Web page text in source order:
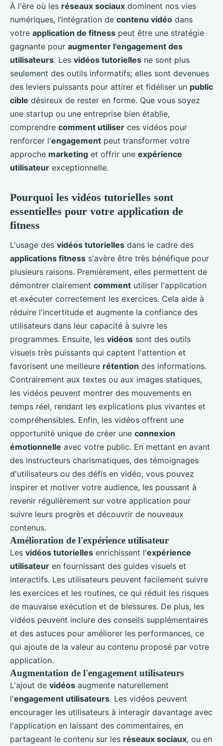
À l'ère où les réseaux sociaux dominent nos vies
numériques, l’intégration de contenu vidéo dans
votre application de fitness peut être une stratégie
gagnante pour augmenter l'engagement des
utilisateurs. Les vidéos tutorielles ne sont plus
seulement des outils informatifs; elles sont devenues
des leviers puissants pour attirer et fidéliser un public
cible désireux de rester en forme. Que vous soyez
une startup ou une entreprise bien établie,
comprendre comment utiliser ces vidéos pour
renforcer l'engagement peut transformer votre
approche marketing et offrir une expérience
utilisateur exceptionnelle.
Pourquoi les vidéos tutorielles sont
essentielles pour votre application de
fitness
L'usage des vidéos tutorielles dans le cadre des
applications fitness s'avère être très bénéfique pour
plusieurs raisons. Premièrement, elles permettent de
démontrer clairement comment utiliser l'application
et exécuter correctement les exercices. Cela aide à
réduire l'incertitude et augmente la confiance des
utilisateurs dans leur capacité à suivre les
programmes. Ensuite, les vidéos sont des outils
visuels très puissants qui captent l'attention et
favorisent une meilleure rétention des informations.
Contrairement aux textes ou aux images statiques,
les vidéos peuvent montrer des mouvements en
temps réel, rendant les explications plus vivantes et
compréhensibles. Enfin, les vidéos offrent une
opportunité unique de créer une connexion
émotionnelle avec votre public. En mettant en avant
des instructeurs charismatiques, des témoignages
d'utilisateurs ou des défis en vidéo, vous pouvez
inspirer et motiver votre audience, les poussant à
revenir régulièrement sur votre application pour
suivre leurs progrès et découvrir de nouveaux
contenus.
Amélioration de l'expérience utilisateur
Les vidéos tutorielles enrichissent l'expérience
utilisateur en fournissant des guides visuels et
interactifs. Les utilisateurs peuvent facilement suivre
les exercices et les routines, ce qui réduit les risques
de mauvaise exécution et de blessures. De plus, les
vidéos peuvent inclure des conseils supplémentaires
et des astuces pour améliorer les performances, ce
qui ajoute de la valeur au contenu proposé par votre
application.
Augmentation de l'engagement utilisateurs
L'ajout de vidéos augmente naturellement
l'engagement utilisateurs. Les vidéos peuvent
encourager les utilisateurs à interagir davantage avec
l'application en laissant des commentaires, en
partageant le contenu sur les réseaux sociaux, ou en